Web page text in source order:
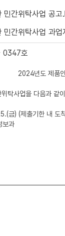
민간위탁사업 공
간위탁사업 과업
0347호
2024년도 제품
탁사업을 다음과 같
금) (제출기한 내 도
보과